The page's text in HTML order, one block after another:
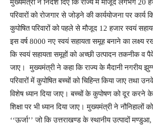
मुख्यमंत्री ने निर्देश दिए कि राज्य में मौजूद लगभग 20
परिवारों को रोजगार से जोड़ने की कार्ययोजना पर कार्य
कुपोषित परिवारों को पहले से मौजूद 12 हजार स्वयं
इस वर्ष 8000 नए स्वयं सहायता समूह बनाने का लक्ष्य
कि स्वयं सहायता समूहों को अच्छी उत्पादन तकनीक व
जाए। मुख्यमंत्री ने कहा कि राज्य के मैदानी नगरीय
परिवारों में कुपोषित बच्चों को चिहिन्त किया जाए तथा
विशेष ध्यान दिया जाए। बच्चों के कुपोषण को दूर करने
शिक्षा पर भी ध्यान दिया जाए। मुख्यमंत्री ने नौनिहालों
‘‘ऊर्जा’’ जो कि उत्तराखण्ड के स्थानीय उत्पादों